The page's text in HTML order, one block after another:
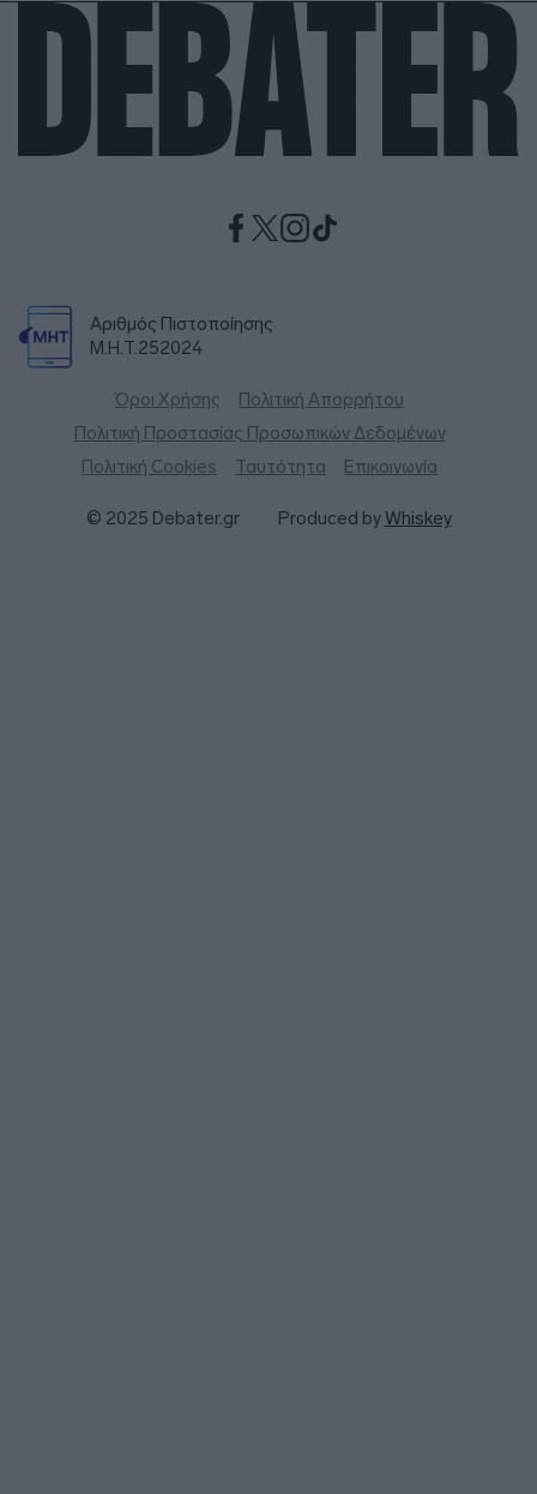
Αριθμός Πιστοποίησης
Μ.Η.Τ.252024
Όροι Χρήσης
Πολιτική Απορρήτου
Πολιτική Προστασίας Προσωπικών Δεδομένων
Πολιτική Cookies
Ταυτότητα Επικοινωνία
© 2025 Debater.gr Produced byWhiskey